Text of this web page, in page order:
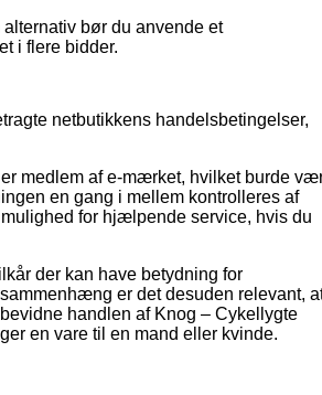
bør du anvende et
i flere bidder.
netbutikkens handelsbetingelser,
medlem af e-mærket, hvilket burde
en gang i mellem kontrolleres af
for hjælpende service, hvis du
der kan have betydning for
er det desuden relevant,
handlen af Knog – Cykellygte
en vare til en mand eller kvinde.